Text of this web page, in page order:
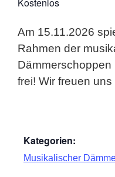
Am 15.11.2026
Rahmen der
Dämmerschoppen
frei! Wir freuen
Kategorien:
Musikalischer